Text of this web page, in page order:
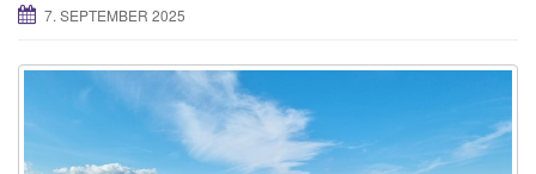
7. SEPTEMBER 2025